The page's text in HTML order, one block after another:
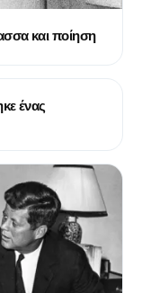
και ποίηση
ένας